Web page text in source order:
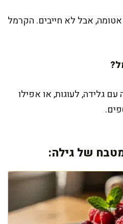
אבל לא חייבים. הקרמל
גלידה, לעוגות, או אפילו
של גילה: